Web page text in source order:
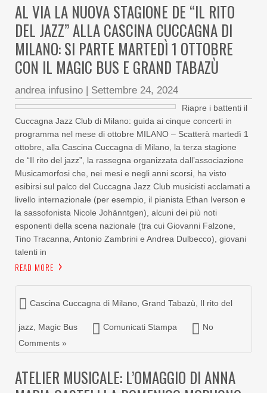
AL VIA LA NUOVA STAGIONE DE “IL RITO
DEL JAZZ” ALLA CASCINA CUCCAGNA DI
MILANO: SI PARTE MARTEDÌ 1 OTTOBRE
CON IL MAGIC BUS E GRAND TABAZÙ
andrea infusino | Settembre 24, 2024
Riapre i battenti il
Cuccagna Jazz Club di Milano: guida ai cinque concerti in
programma nel mese di ottobre MILANO – Scatterà martedì 1
ottobre, alla Cascina Cuccagna di Milano, la terza stagione
de “Il rito del jazz”, la rassegna organizzata dall’associazione
Musicamorfosi che, nei mesi e negli anni scorsi, ha visto
esibirsi sul palco del Cuccagna Jazz Club musicisti acclamati a
livello internazionale (per esempio, il pianista Ethan Iverson e
la sassofonista Nicole Johänntgen), alcuni dei più noti
esponenti della scena nazionale (tra cui Giovanni Falzone,
Tino Tracanna, Antonio Zambrini e Andrea Dulbecco), giovani
talenti in
READ MORE
Cascina Cuccagna di Milano Grand Tabazù Il rito del
jazz Magic Bus Comunicati Stampa
No
Comments »
ATELIER MUSICALE: L’OMAGGIO DI ANNA